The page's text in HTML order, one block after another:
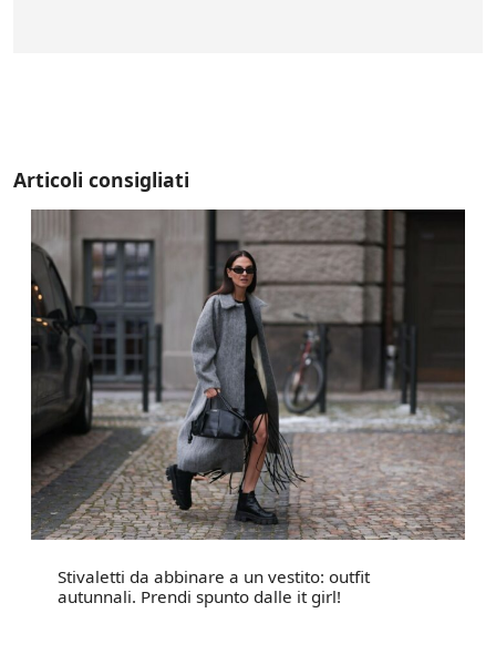
Articoli consigliati
Stivaletti da abbinare a un vestito: outfit
autunnali. Prendi spunto dalle it girl!